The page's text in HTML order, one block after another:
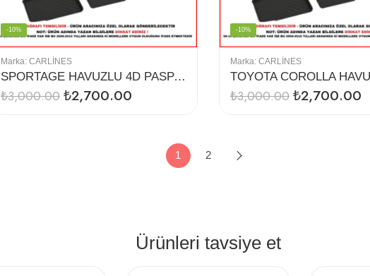
Marka: CARLINES
SPORTAGE HAVUZLU 4D PASPAS (2010)
-10%
₺3,000.00₺2,700.00
Marka: CARLINES
-10%
₺3,000.00₺2,700.00
1 2
Ürünleri tavsiye et